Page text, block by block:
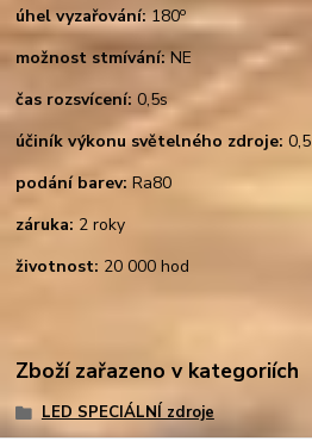
úhel vyzařování:180o
možnost stmívání:NE
čas rozsvícení: 0,5s
účiník výkonu světelného zdroje: 0,5
podání barev: Ra80
záruka: 2 roky
životnost: 20 000 hod
Zboží zařazeno v kategoriích
LED SPECIÁLNÍ zdroje